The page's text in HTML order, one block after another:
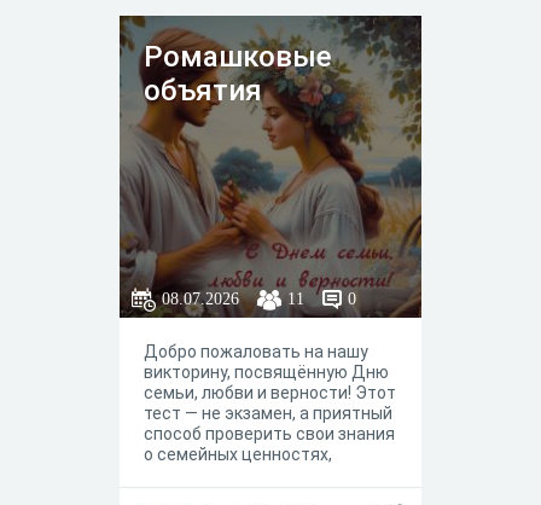
обычаи и ритуалы играют для
вас особую роль, а также
узнать, как современные и
традиционные взгляды на
семью сочетаются в вашем
мировоззрении.
Ромашковые
объятия
08.07.2026 11 0
Добро пожаловать на нашу
викторину, посвящённую Дню
семьи, любви и верности! Этот
тест — не экзамен, а приятный
способ проверить свои знания
о семейных ценностях,